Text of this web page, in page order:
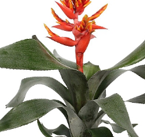
Цены
Контакты